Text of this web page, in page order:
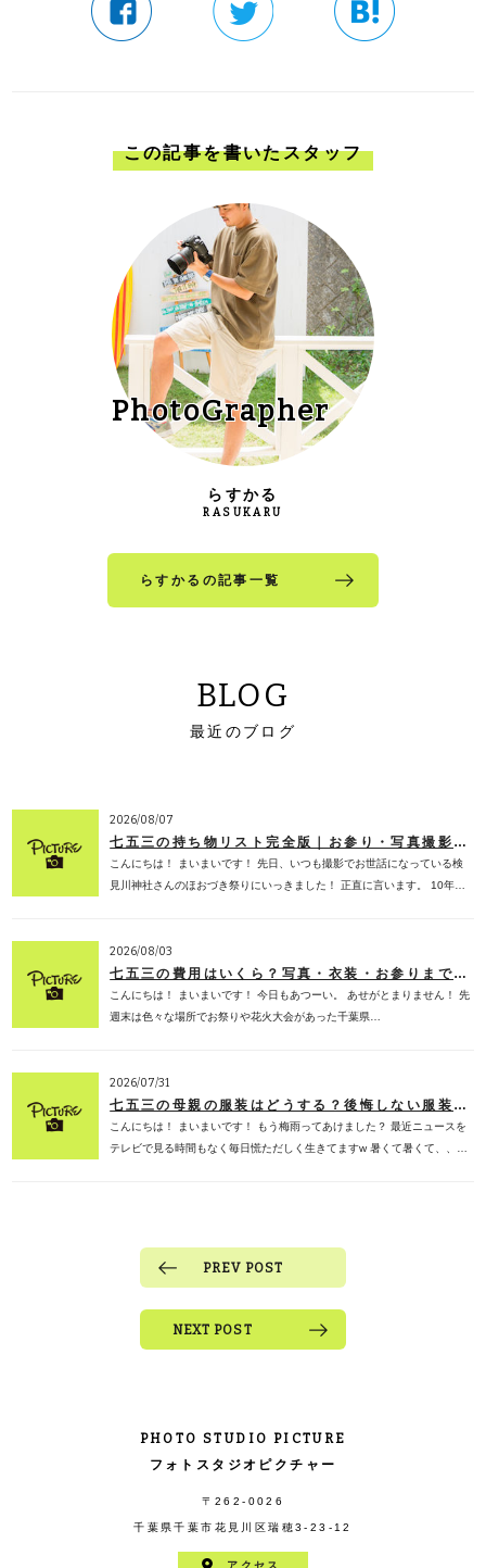
この記事を書いたスタッフ
PhotoGrapher
らすかる
RASUKARU
らすかるの記事一覧
BLOG
最近のブログ
2026/08/07
七五三の持ち物リスト完全版｜お参り・写真撮影で必要なものを子ども専門フォトスタジオが解説【2026年版】
こんにちは！ まいまいです！ 先日、いつも撮影でお世話になっている検
見川神社さんのほおづき祭りにいっきました！ 正直に言います。 10年…
2026/08/03
七五三の費用はいくら？写真・衣装・お参りまでの相場を子ども専門フォトスタジオが徹底解説【2026年版】
こんにちは！ まいまいです！ 今日もあつーい。 あせがとまりません！ 先
週末は色々な場所でお祭りや花火大会があった千葉県…
2026/07/31
七五三の母親の服装はどうする？後悔しない服装選び・色・マナーを子ども専門フォトスタジオが徹底解説【2026年版】
こんにちは！ まいまいです！ もう梅雨ってあけました？ 最近ニュースを
テレビで見る時間もなく毎日慌ただしく生きてますw 暑くて暑くて、、…
PREV POST
NEXT POST
PHOTO STUDIO PICTURE
フォトスタジオピクチャー
〒262-0026
千葉県千葉市花見川区瑞穂3-23-12
アクセス